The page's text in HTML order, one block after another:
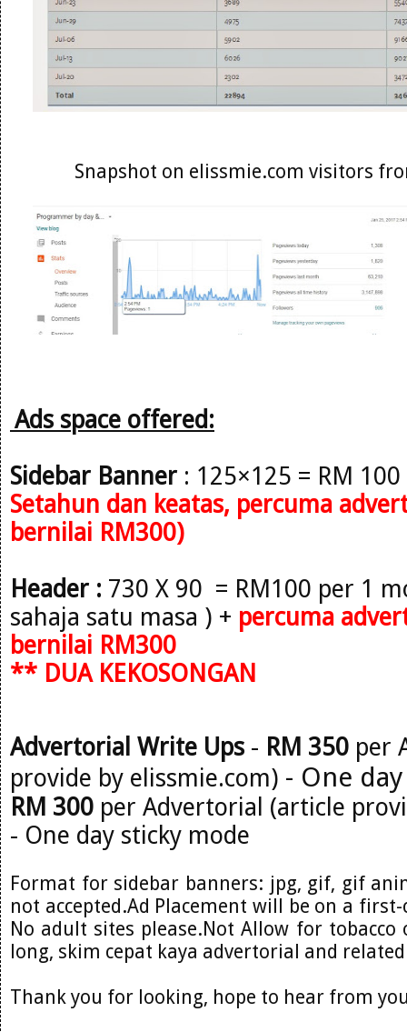
Snapshot on elissmie.com visitors
Ads space offered:
Sidebar Banner : 125×125 = RM
Setahun dan keatas, percuma
bernilai RM300)
Header : 730 X 90 = RM100 per 1
sahaja satu masa ) + percuma
bernilai RM300
** DUA KEKOSONGAN
Advertorial Write Ups - RM 350 per
provide by elissmie.com) - One
RM 300 per Advertorial (article
- One day sticky mode
Format for sidebar banners: jpg, gif, gif
not accepted.Ad Placement will be on a
No adult sites please.Not Allow for tobacco
long, skim cepat kaya advertorial and
Thank you for looking, hope to hear from